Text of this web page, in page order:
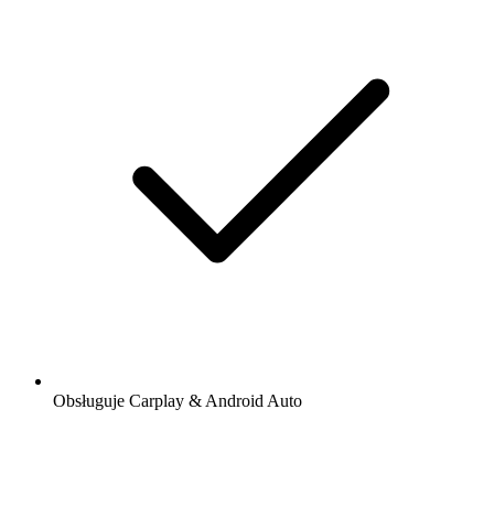
Obsługuje Carplay & Android Auto